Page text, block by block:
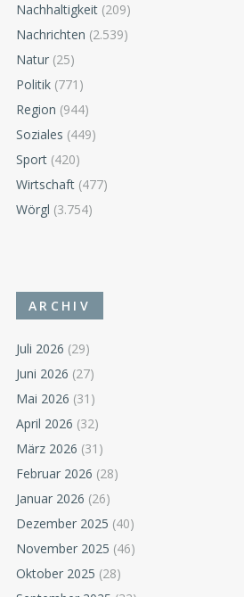
Nachhaltigkeit (209)
Nachrichten (2.539)
Natur (25)
Politik (771)
Region (944)
Soziales (449)
Sport (420)
Wirtschaft (477)
Wörgl (3.754)
ARCHIV
Juli 2026 (29)
Juni 2026 (27)
Mai 2026 (31)
April 2026 (32)
März 2026 (31)
Februar 2026 (28)
Januar 2026 (26)
Dezember 2025 (40)
November 2025 (46)
Oktober 2025 (28)